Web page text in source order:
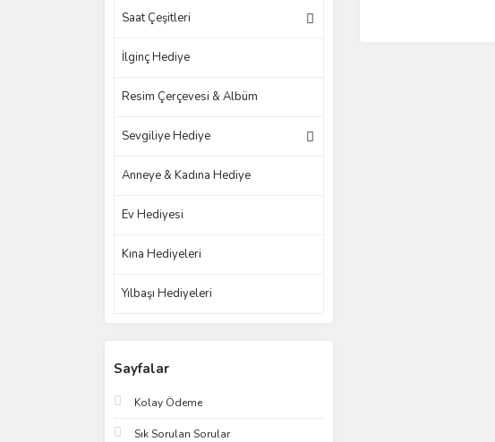
Saat Çeşitleri
İlginç Hediye
Resim Çerçevesi & Albüm
Sevgiliye Hediye
Anneye & Kadına Hediye
Ev Hediyesi
Kına Hediyeleri
Yılbaşı Hediyeleri
Sayfalar
Kolay Ödeme
Sık Sorulan Sorular